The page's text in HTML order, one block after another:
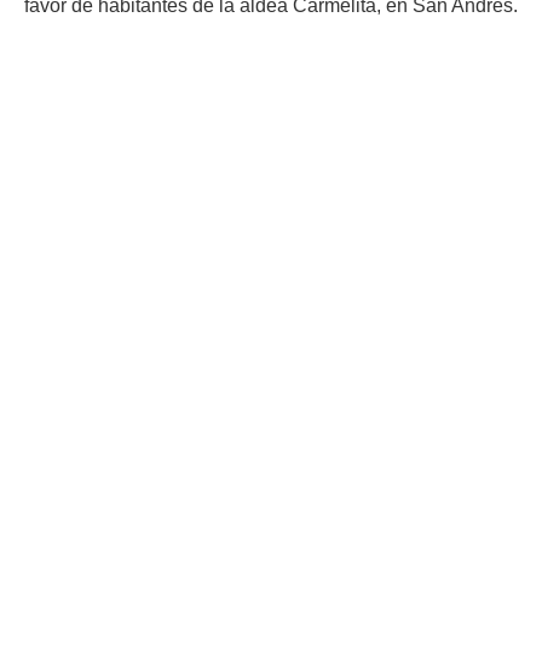
favor de habitantes de la aldea Carmelita, en San Andrés.